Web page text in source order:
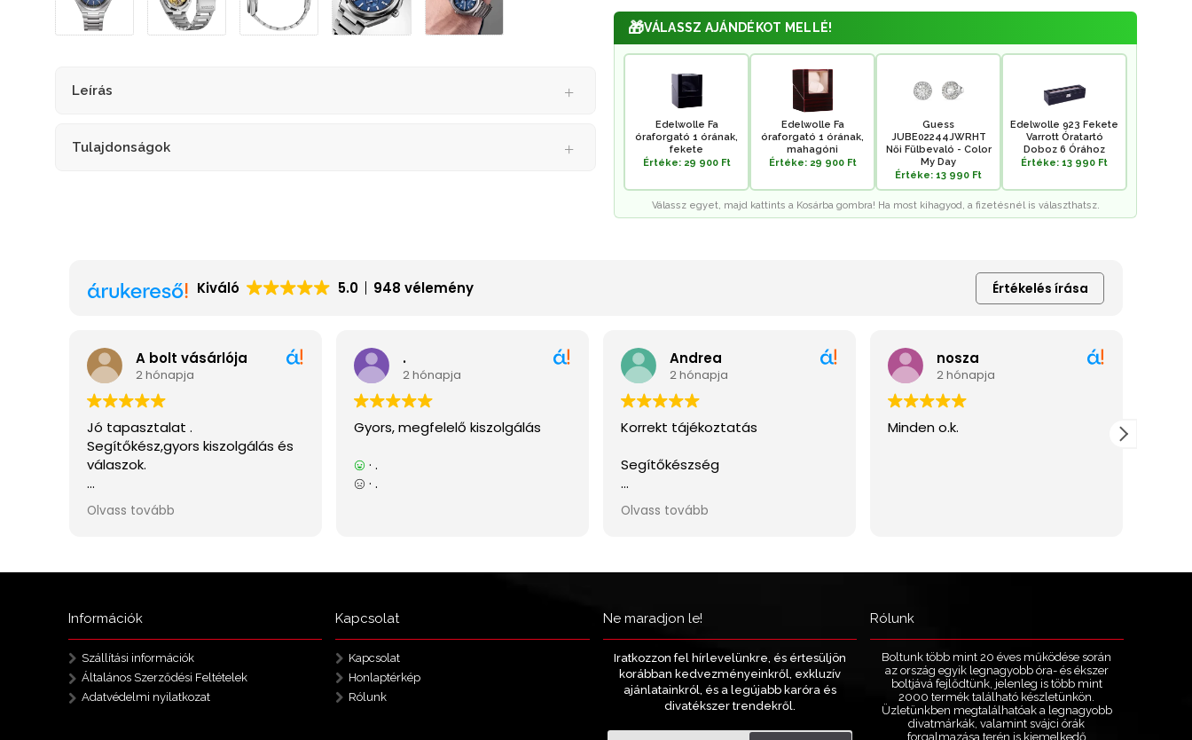
Leírás
Tulajdonságok
🎁VÁLASSZ AJÁNDÉKOT MELLÉ!
Edelwolle Fa
óraforgató 1 órának,
fekete
Értéke: 29 900 Ft
Edelwolle Fa
óraforgató 1 órának,
mahagóni
Értéke: 29 900 Ft
Guess
JUBE02244JWRHT
Női Fülbevaló - Color
My Day
Értéke: 13 990 Ft
Edelwolle 923 Fekete
Varrott Óratartó
Doboz 6 Órához
Értéke: 13 990 Ft
Válassz egyet, majd kattints a Kosárba gombra! Ha most kihagyod, a fizetésnél is választhatsz.
Információk
Szállítási információk
Általános Szerződési Feltételek
Adatvédelmi nyilatkozat
Kapcsolat
Kapcsolat
Honlaptérkép
Rólunk
Ne maradjon le!
Iratkozzon fel hírlevelünkre, és értesüljön
korábban kedvezményeinkről, exkluzív
ajánlatainkról, és a legújabb karóra és
divatékszer trendekről.
Rólunk
Boltunk több mint 20 éves működése során
az ország egyik legnagyobb óra- és ékszer
boltjává fejlődtünk, jelenleg is több mint
2000 termék található készletünkön.
Üzletünkben megtalálhatóak a legnagyobb
divatmárkák, valamint svájci órák
forgalmazása terén is kiemelkedő